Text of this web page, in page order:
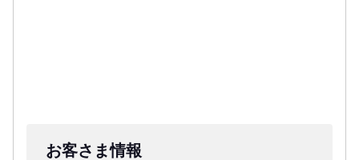
お客さま情報